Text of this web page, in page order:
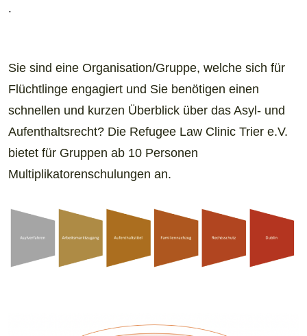
.
Sie sind eine Organisation/Gruppe, welche sich für
Flüchtlinge engagiert und Sie benötigen einen
schnellen und kurzen Überblick über das Asyl- und
Aufenthaltsrecht? Die Refugee Law Clinic Trier e.V.
bietet für Gruppen ab 10 Personen
Multiplikatorenschulungen an.